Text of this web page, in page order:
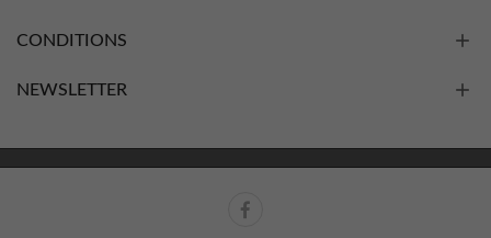
CONDITIONS
NEWSLETTER